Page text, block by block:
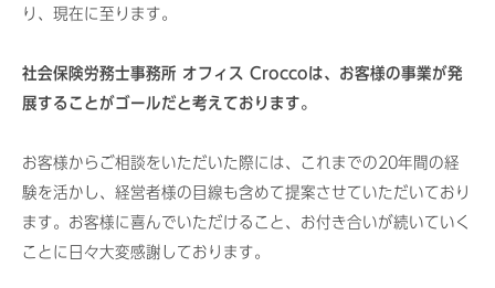
り、現在に至ります。
社会保険労務士事務所 オフィス Croccoは、お客様の事業が発
展することがゴールだと考えております。
お客様からご相談をいただいた際には、これまでの20年間の経
験を活かし、経営者様の目線も含めて提案させていただいており
ます。お客様に喜んでいただけること、お付き合いが続いていく
ことに日々大変感謝しております。